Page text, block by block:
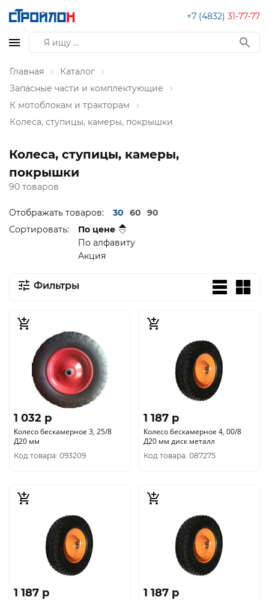
+7 (4832) 31-77-77
Главная
Каталог
Запасные части и комплектующие
К мотоблокам и тракторам
Колеса, ступицы, камеры, покрышки
Колеса, ступицы, камеры,
покрышки
90 товаров
Отображать товаров: 30 60
90
Сортировать:
По цене
По алфавиту
Акция
Фильтры
1 032 p
Колесо бескамерное 3, 25/8
Д20 мм
Код товара: 093209
1 187 p
Колесо бескамерное 4, 00/8
Д20 мм диск металл
Код товара: 087275
1 187 p 1 187 p